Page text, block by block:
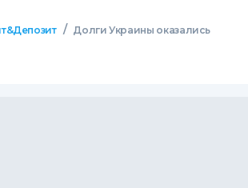
/ Долги Украины оказались